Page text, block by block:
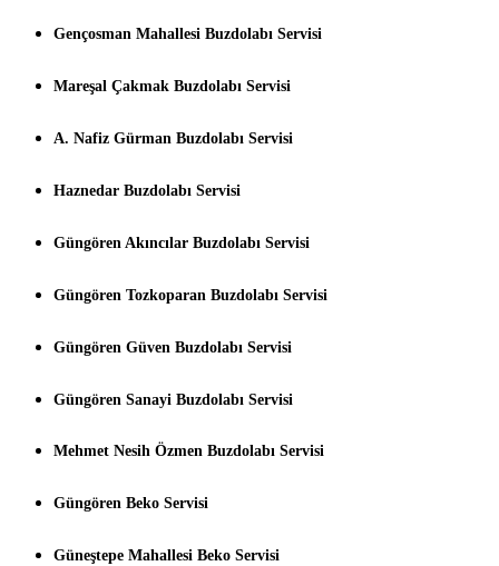
Gençosman Mahallesi Buzdolabı Servisi
Mareşal Çakmak Buzdolabı Servisi
A. Nafiz Gürman Buzdolabı Servisi
Haznedar Buzdolabı Servisi
Güngören Akıncılar Buzdolabı Servisi
Güngören Tozkoparan Buzdolabı Servisi
Güngören Güven Buzdolabı Servisi
Güngören Sanayi Buzdolabı Servisi
Mehmet Nesih Özmen Buzdolabı Servisi
Güngören Beko Servisi
Güneştepe Mahallesi Beko Servisi